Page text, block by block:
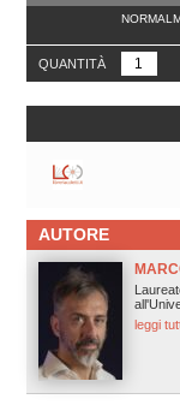
QUANTITÀ
AUTORE
leggi